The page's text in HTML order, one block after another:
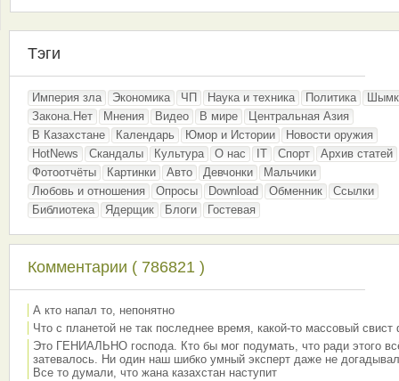
Тэги
Империя зла Экономика ЧП Наука и техника Политика
Закона.Нет
Мнения Видео В мире
Центральная Азия
В Казахстане
Календарь Юмор и Истории
Новости оружия
HotNews
Скандалы Культура О нас IT Спорт
Архив статей
Фотоотчёты
Картинки Авто Девчонки
Мальчики
Любовь и отношения
Опросы Download Обменник
Ссылки
Библиотека
Ядерщик Блоги Гостевая
Комментарии ( 786821 )
А кто напал то, непонятно
Что с планетой не так последнее время, какой-то массовый свист
Это ГЕНИАЛЬНО господа. Кто бы мог подумать, что ради этого
затевалось. Ни один наш шибко умный эксперт даже не
Все то думали, что жана казахстан наступит